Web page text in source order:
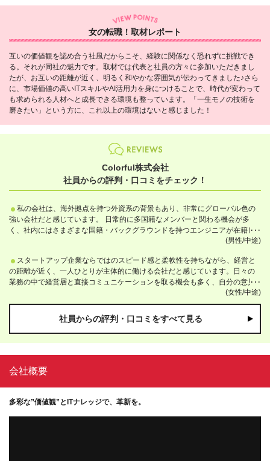
女の転職！取材レポート
互いの価値観を認め合う社風だからこそ、経験に関係なく恐れずに挑戦でき
る。それが同社の魅力です。取材では代表と社員の方々に参加いただきまし
たが、お互いの距離が近く、明るく和やかな雰囲気が伝わってきました♪さら
に、市場価値の高いITスキルやAI活用力を身につけることで、時代が変わって
も求められる人材へと成長できる環境も整っています。「一生モノの技術を
磨きたい」という方に、これ以上の環境はないと感じました！
Colorful株式会社
社員からの評判・口コミをチェック！
私の会社は、海外拠点を持つ外資系の背景もあり、非常にグローバル色の
強い会社だと感じています。 日常的に多国籍なメンバーと関わる機会が多
く、社内にはさまざまな国籍・バックグラウンドを持つエンジニアが在籍し
ています。また、夏のインターンシップではアメリカの大学生を受け入れる
の中で働くことで、技術面だけでなく、文化や価値観の違いを理解しながら
仕事を進める力が自然と身につく点が特徴だと思います。 加えて、ベンチャ
ー企業ならではの風通しの良さもあり、代表を含め社員同士の距離が近く、
意見や相談がしやすい、働きやすい環境が整っている会社だと感じていま
す。
(男性/中途)
スタートアップ企業ならではのスピード感と柔軟性を持ちながら、経営と
の距離が近く、一人ひとりが主体的に働ける会社だと感じています。日々の
業務の中で経営層と直接コミュニケーションを取る機会も多く、自分の意見
や提案が事業に反映されやすい環境です。また、スタートアップでありなが
ら複数のグループ企業と連携しており、協力体制が整っている点も特徴で
す。挑戦できる環境と、安心して働ける基盤の両方があり、変化を楽しみな
がら成長したい人に向いている会社だと思います。
(女性/中途)
社員からの評判・口コミをすべて見る
会社概要
多彩な”価値観”とITナレッジで、革新を。